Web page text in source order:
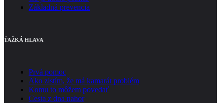
Základná prevencia
ŤAŽKÁ HLAVA
Prvá pomoc
Ako zistím, že má kamarát problém
Komu to môžem povedať
Cesta z dna nahor